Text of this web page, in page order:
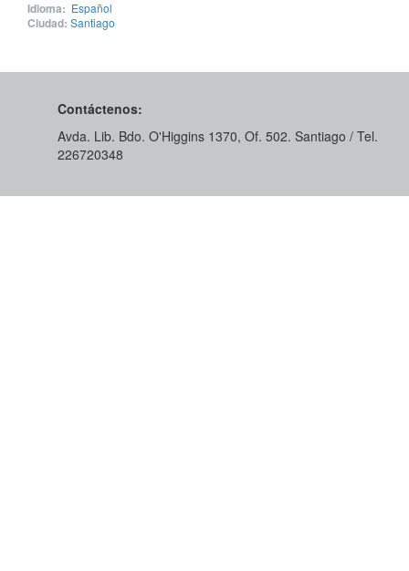
Idioma: Español
Ciudad: Santiago
Contáctenos:
Avda. Lib. Bdo. O'Higgins 1370, Of. 502. Santiago / Tel.
226720348